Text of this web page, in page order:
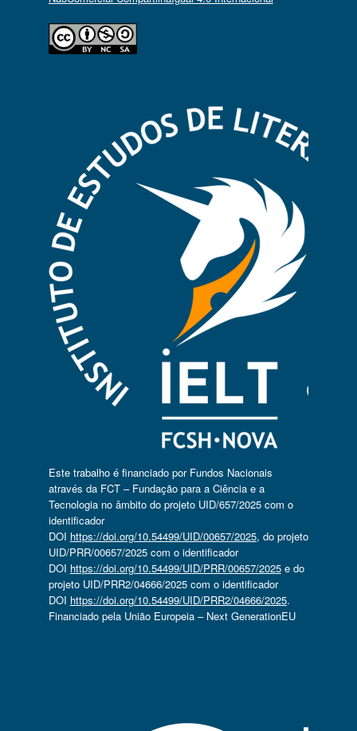
Este trabalho é financiado por Fundos Nacionais
através da FCT – Fundação para a Ciência e a
Tecnologia no âmbito do projeto UID/657/2025 com o
identificador
DOI https://doi.org/10.54499/UID/00657/2025, do projeto
UID/PRR/00657/2025 com o identificador
DOI https://doi.org/10.54499/UID/PRR/00657/2025e do
projeto UID/PRR2/04666/2025 com o identificador
DOI https://doi.org/10.54499/UID/PRR2/04666/2025.
Financiado pela União Europeia – Next GenerationEU